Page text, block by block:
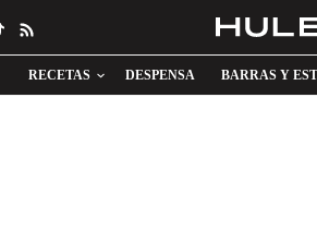
RECETAS DESPENSA BARRAS Y